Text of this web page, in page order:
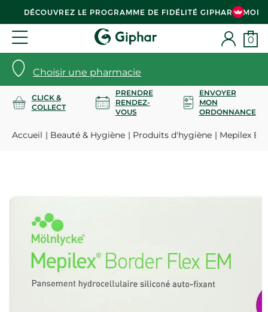
DÉCOUVREZ LE PROGRAMME DE FIDÉLITÉ GIPHAR & MOI
Choisir une pharmacie
0
CLICK &
COLLECT
PRENDRE
RENDEZ-
VOUS
ENVOYER
MON
ORDONNANCE
Accueil Beauté & Hygiène Produits d'hygiène Mepilex